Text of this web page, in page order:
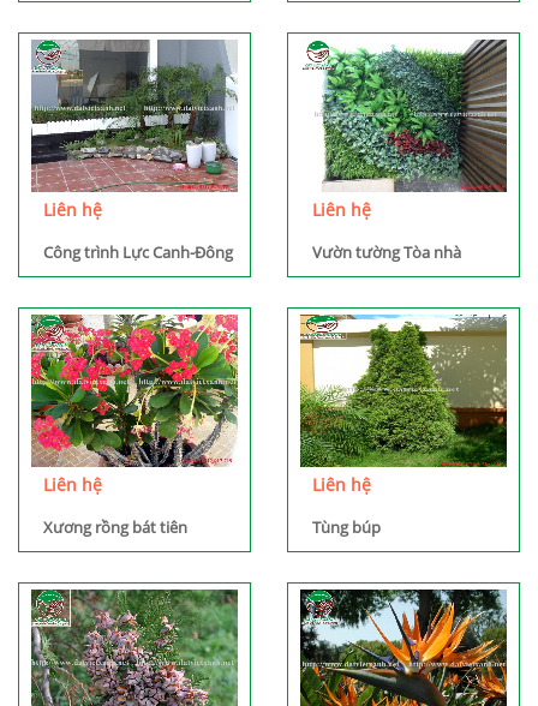
Liên hệ
Công trình Lực Canh-Đông
Anh- Hà Nội
Liên hệ
Vườn tường Tòa nhà
Vincom - Nguyễn Chí
Liên hệ
Xương rồng bát tiên
Liên hệ
Tùng búp